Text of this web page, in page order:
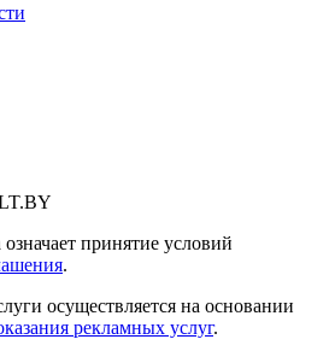
принятие условий
.
осуществляется на основании
рекламных услуг.